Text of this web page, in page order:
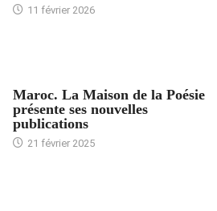
11 février 2026
Maroc. La Maison de la Poésie
présente ses nouvelles
publications
21 février 2025